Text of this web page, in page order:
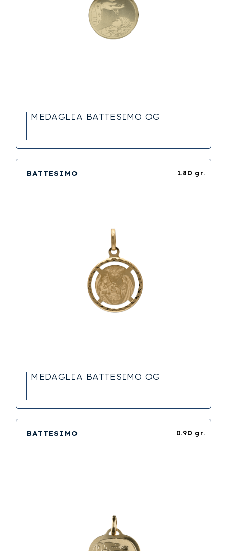
MEDAGLIA BATTESIMO OG
1.80 gr.
BATTESIMO
MEDAGLIA BATTESIMO OG
0.90 gr.
BATTESIMO